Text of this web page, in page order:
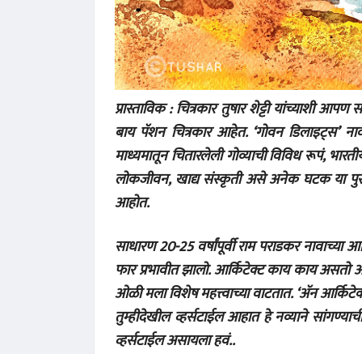
प्रास्ताविक : चित्रकार तुषार शेट्टी यांच्याशी
बाय पॅशन चित्रकार आहेत. ‘गोवन
माध्यमातून चितारलेली गोव्याची विविध रूपं,
लोकजीवन, खाद्य संस्कृती असे अनेक घटक​​​​​​ या
आहोत.
साधारण 20-25 वर्षांपूर्वी राम पराडकर
फार प्रभावीत झालो. आर्किटेक्ट काय काय
ओळी मला विशेष महत्त्वाच्या वाटतात. ‘अ‍ॅन
तुम्हीदेखील व्हर्सटाईल आहात हे नव्याने
व्हर्सटाईल असायला हवं..